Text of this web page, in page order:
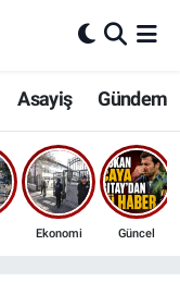
Asayiş Gündem
Ekonomi Güncel